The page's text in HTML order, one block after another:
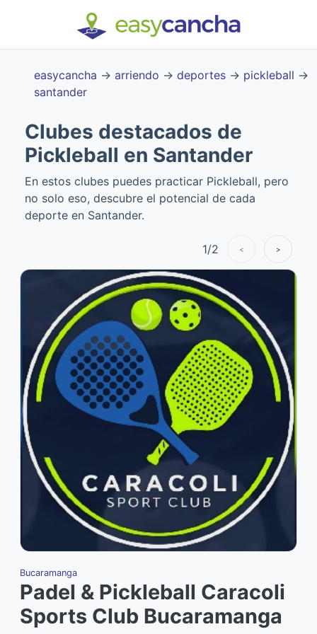
easycancha → arriendo → deportes → pickleball →
santander
Bucaramanga
Padel & Pickleball Caracoli
Sports Club Bucaramanga
Clubes destacados de
Pickleball en Santander
En estos clubes puedes practicar Pickleball, pero
no solo eso, descubre el potencial de cada
deporte en Santander.
1/2 < >